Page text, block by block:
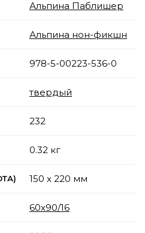
Альпина Паблишер
Альпина нон-фикшн
978-5-00223-536-0
твердый
232
0.32 кг
150 x 220 мм
60x90/16